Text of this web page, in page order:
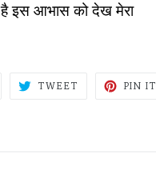
इस आभास को देख मेरा
TWEET TWEET
PIN IT